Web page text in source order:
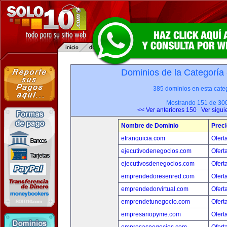
Dominios de la
385 dominios en esta
Mostrando 151 de
<< Ver anteriores 150
Ver
Nombre de Dominio
efranquicia.com
ejecutivodenegocios.com
ejecutivosdenegocios.com
emprendedoresenred.com
emprendedorvirtual.com
emprendetunegocio.com
empresariopyme.com